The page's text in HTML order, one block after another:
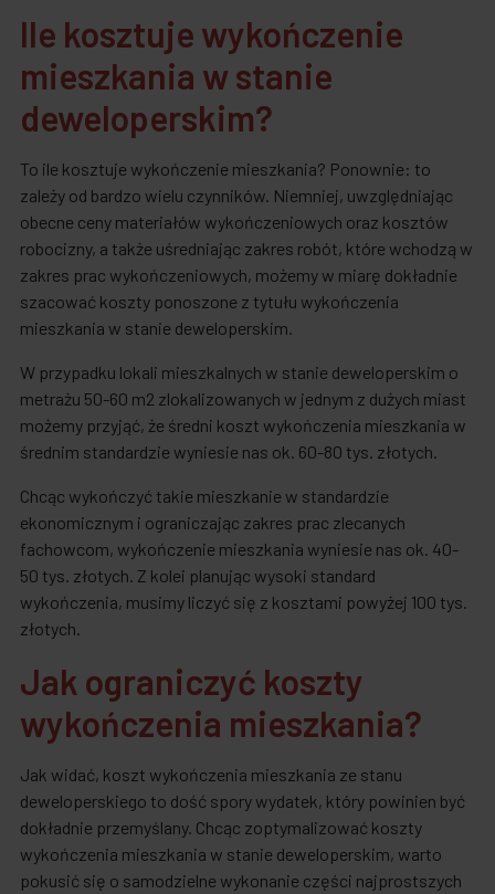
Ile kosztuje wykończenie
mieszkania w stanie
deweloperskim?
To ile kosztuje wykończenie mieszkania? Ponownie: to
zależy od bardzo wielu czynników. Niemniej, uwzględniając
obecne ceny materiałów wykończeniowych oraz kosztów
robocizny, a także uśredniając zakres robót, które wchodzą w
zakres prac wykończeniowych, możemy w miarę dokładnie
szacować koszty ponoszone z tytułu wykończenia
mieszkania w stanie deweloperskim.
W przypadku lokali mieszkalnych w stanie deweloperskim o
metrażu 50-60 m2 zlokalizowanych w jednym z dużych miast
możemy przyjąć, że średni koszt wykończenia mieszkania w
średnim standardzie wyniesie nas ok. 60-80 tys. złotych.
Chcąc wykończyć takie mieszkanie w standardzie
ekonomicznym i ograniczając zakres prac zlecanych
fachowcom, wykończenie mieszkania wyniesie nas ok. 40-
50 tys. złotych. Z kolei planując wysoki standard
wykończenia, musimy liczyć się z kosztami powyżej 100 tys.
złotych.
Jak ograniczyć koszty
wykończenia mieszkania?
Jak widać, koszt wykończenia mieszkania ze stanu
deweloperskiego to dość spory wydatek, który powinien być
dokładnie przemyślany. Chcąc zoptymalizować koszty
wykończenia mieszkania w stanie deweloperskim, warto
pokusić się o samodzielne wykonanie części najprostszych